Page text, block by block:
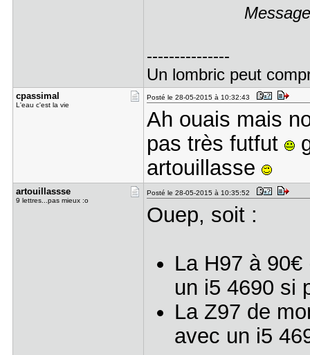
---------------
Un lombric peut
cpassimal
L'eau c'est la vie
Posté le 28-05-2015 à 10:32:43
Ah ouais mais
pas très futfut
artouillasse
artouillas​sse
9 lettres...pas mieux :o
Posté le 28-05-2015 à 10:35:52
Ouep, soit :
La H97 à
un i5 4690 si
La Z97 de
avec un i5